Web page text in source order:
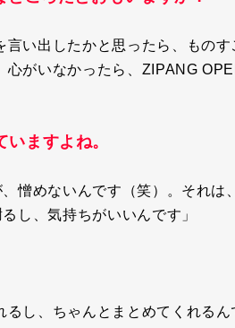
言い出したかと思ったら、ものす
がいなかったら、 ZIPANG
ますよね。
憎めないんです（笑）。それは
し、気持ちがいいんです」
るし、ちゃんとまとめてくれるん